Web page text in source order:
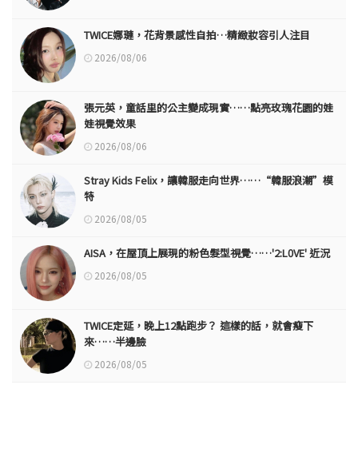
TWICE娜璉，花背景感性自拍…精緻妝容引人注目
2026/08/06
張元英，童話里的公主變成現實……點亮玫瑰花園的娃
娃視覺效果
2026/08/06
Stray Kids Felix，讓韓服走向世界……“韓服浪潮”模
特
2026/08/05
AISA，在屋頂上展現的粉色髮型視覺……'2:L0VE' 近況
2026/08/05
TWICE定延，晚上12點跑步？ 這樣的話，就會瘦下
來……半邊臉
2026/08/05